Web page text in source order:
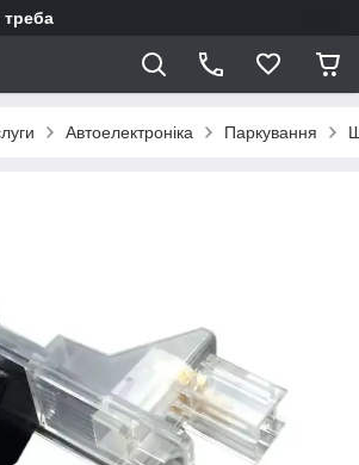
Автоелектроніка Паркування